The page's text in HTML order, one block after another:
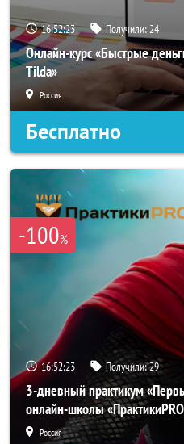
16:52:22 Получили:24
Онлайн-курс «Быстрые
Tilda»
Россия
Бесплатно
-100%
16:52:22 Получили:29
3-дневный практикум
онлайн-школы
Россия